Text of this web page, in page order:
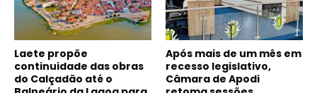
Laete propõe
continuidade das obras
do Calçadão até o
Após mais de um mês em
recesso legislativo,
Câmara de Apodi